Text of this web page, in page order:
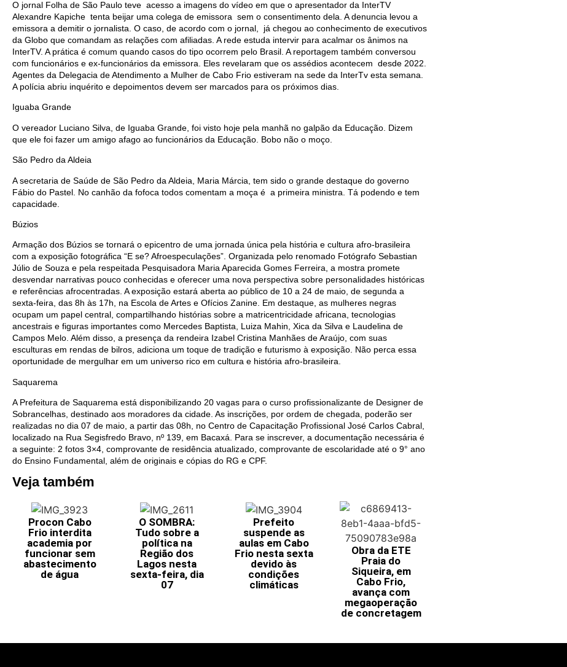
O jornal Folha de São Paulo teve acesso a imagens do vídeo em que o apresentador da InterTV
Alexandre Kapiche tenta beijar uma colega de emissora sem o consentimento dela. A denuncia levou a
emissora a demitir o jornalista. O caso, de acordo com o jornal, já chegou ao conhecimento de executivos
da Globo que comandam as relações com afiliadas. A rede estuda intervir para acalmar os ânimos na
InterTV. A prática é comum quando casos do tipo ocorrem pelo Brasil. A reportagem também conversou
com funcionários e ex-funcionários da emissora. Eles revelaram que os assédios acontecem desde 2022.
Agentes da Delegacia de Atendimento a Mulher de Cabo Frio estiveram na sede da InterTv esta semana.
A polícia abriu inquérito e depoimentos devem ser marcados para os próximos dias.
Iguaba Grande
O vereador Luciano Silva, de Iguaba Grande, foi visto hoje pela manhã no galpão da Educação. Dizem
que ele foi fazer um amigo afago ao funcionários da Educação. Bobo não o moço.
São Pedro da Aldeia
A secretaria de Saúde de São Pedro da Aldeia, Maria Márcia, tem sido o grande destaque do governo
Fábio do Pastel. No canhão da fofoca todos comentam a moça é a primeira ministra. Tá podendo e tem
capacidade.
Búzios
Armação dos Búzios se tornará o epicentro de uma jornada única pela história e cultura afro-brasileira
com a exposição fotográfica “E se? Afroespeculações”. Organizada pelo renomado Fotógrafo Sebastian
Júlio de Souza e pela respeitada Pesquisadora Maria Aparecida Gomes Ferreira, a mostra promete
desvendar narrativas pouco conhecidas e oferecer uma nova perspectiva sobre personalidades históricas
e referências afrocentradas. A exposição estará aberta ao público de 10 a 24 de maio, de segunda a
sexta-feira, das 8h às 17h, na Escola de Artes e Ofícios Zanine. Em destaque, as mulheres negras
ocupam um papel central, compartilhando histórias sobre a matricentricidade africana, tecnologias
ancestrais e figuras importantes como Mercedes Baptista, Luiza Mahin, Xica da Silva e Laudelina de
Campos Melo. Além disso, a presença da rendeira Izabel Cristina Manhães de Araújo, com suas
esculturas em rendas de bilros, adiciona um toque de tradição e futurismo à exposição. Não perca essa
oportunidade de mergulhar em um universo rico em cultura e história afro-brasileira.
Saquarema
A Prefeitura de Saquarema está disponibilizando 20 vagas para o curso profissionalizante de Designer de
Sobrancelhas, destinado aos moradores da cidade. As inscrições, por ordem de chegada, poderão ser
realizadas no dia 07 de maio, a partir das 08h, no Centro de Capacitação Profissional José Carlos Cabral,
localizado na Rua Segisfredo Bravo, nº 139, em Bacaxá. Para se inscrever, a documentação necessária é
a seguinte: 2 fotos 3×4, comprovante de residência atualizado, comprovante de escolaridade até o 9° ano
do Ensino Fundamental, além de originais e cópias do RG e CPF.
Veja também
Procon Cabo
Frio interdita
academia por
funcionar sem
abastecimento
de água
O SOMBRA:
Tudo sobre a
política na
Região dos
Lagos nesta
sexta-feira, dia
07
Prefeito
suspende as
aulas em Cabo
Frio nesta sexta
devido às
condições
climáticas
Obra da ETE
Praia do
Siqueira, em
Cabo Frio,
avança com
megaoperação
de concretagem